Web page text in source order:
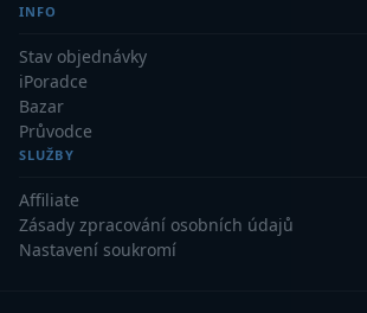
INFO
Stav objednávky
iPoradce
Bazar
Průvodce
SLUŽBY
Affiliate
Zásady zpracování osobních údajů
Nastavení soukromí